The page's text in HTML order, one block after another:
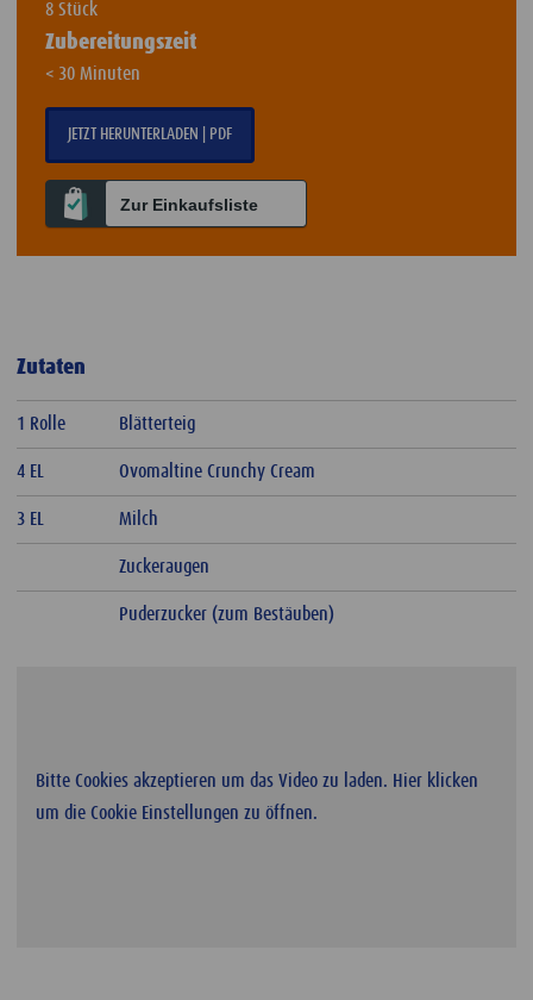
8 Stück
Zubereitungszeit
< 30 Minuten
JETZT HERUNTERLADEN | PDF
Zur Einkaufsliste
Zutaten
1 Rolle Blätterteig
4 EL Ovomaltine Crunchy Cream
3 EL Milch
Zuckeraugen
Puderzucker (zum Bestäuben)
Bitte Cookies akzeptieren um das Video zu laden. Hier klicken
um die Cookie Einstellungen zu öffnen.